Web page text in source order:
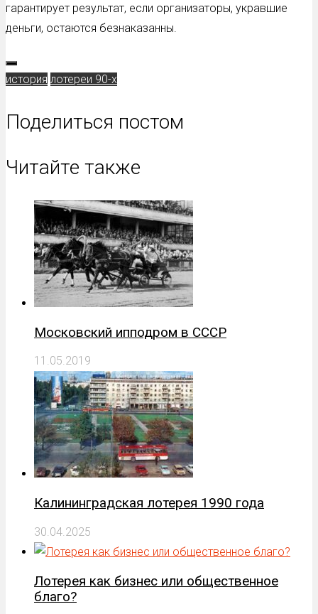
гарантирует результат, если организаторы, укравшие
деньги, остаются безнаказанны.
история лотереи 90-х
Поделиться постом
Читайте также
Московский ипподром в СССР
11.05.2019
Калининградская лотерея 1990 года
30.04.2025
Лотерея как бизнес или общественное
благо?